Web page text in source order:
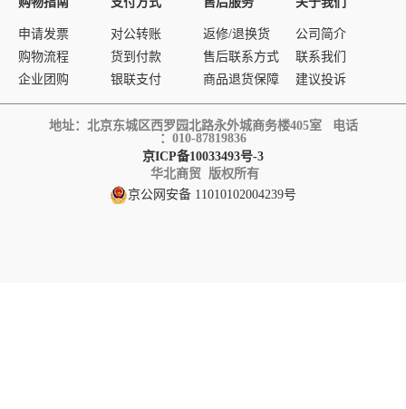
申请发票
购物流程
企业团购
对公转账
货到付款
银联支付
返修/退换货
售后联系方式
商品退货保障
公司简介
联系我们
建议投诉
地址：北京东城区西罗园北路永外城商务楼405室 电话
：010-87819836
京ICP备10033493号-3
华北商贸 版权所有
京公网安备 11010102004239号